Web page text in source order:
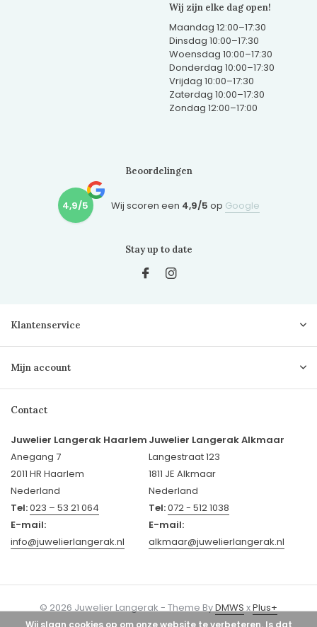
Wij zijn elke dag open!
Maandag 12:00–17:30
Dinsdag 10:00–17:30
Woensdag 10:00–17:30
Donderdag 10:00–17:30
Vrijdag 10:00–17:30
Zaterdag 10:00–17:30
Zondag 12:00–17:00
Beoordelingen
4,9/5 Wij scoren een 4,9/5 op Google
Stay up to date
Klantenservice
Mijn account
Contact
Juwelier Langerak Haarlem
Anegang 7
2011 HR Haarlem
Nederland
Tel:023 – 53 21 064
E-mail:
info@juwelierlangerak.nl
Juwelier Langerak Alkmaar
Langestraat 123
1811 JE Alkmaar
Nederland
Tel:072 - 512 1038
E-mail:
alkmaar@juwelierlangerak.nl
© 2026 Juwelier Langerak - Theme ByDMWSxPlus+
Wij slaan cookies op om onze website te verbeteren. Is dat